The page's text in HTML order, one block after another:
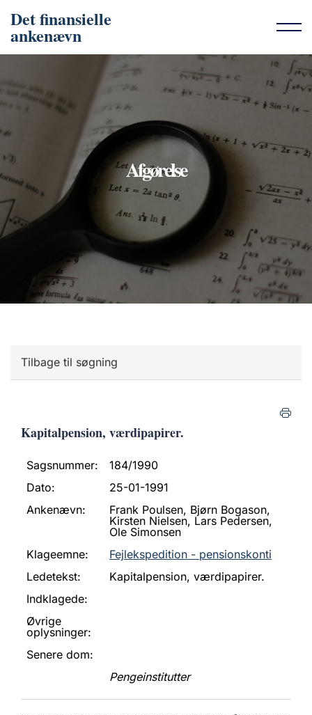
Det finansielle
ankenævn
Afgørelse
Tilbage til søgning
Kapitalpension, værdipapirer.
Sagsnummer:
184/1990
Dato:
25-01-1991
Ankenævn:
Frank Poulsen, Bjørn Bogason,
Kirsten Nielsen, Lars Pedersen,
Ole Simonsen
Klageemne:
Fejlekspedition - pensionskonti
Ledetekst:
Kapitalpension, værdipapirer.
Indklagede:
Øvrige
oplysninger:
Senere dom:
Pengeinstitutter